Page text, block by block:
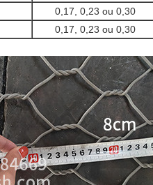
0,17, 0,23 ou 0,30
0,17, 0,23 ou 0,30